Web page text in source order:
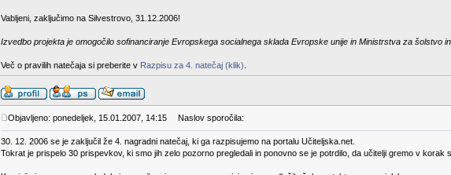
Vabljeni, zaključimo na Silvestrovo, 31.12.2006!
Izvedbo projekta je omogočilo sofinanciranje Evropskega socialnega sklada Evropske unije in Ministrstva za šolstvo
Več o pravilih natečaja si preberite v Razpisu za 4. natečaj (klik)
Objavljeno: ponedeljek, 15.01.2007, 14:15 Naslov sporočila:
30. 12. 2006 se je zaključil že 4. nagradni natečaj, ki ga razpisujemo na portalu Učiteljska.net.
Tokrat je prispelo 30 prispevkov, ki smo jih zelo pozorno pregledali in ponovno se je potrdilo, da učitelji gremo v